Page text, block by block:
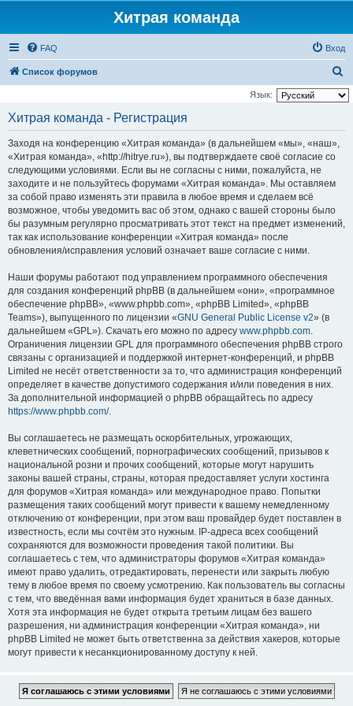
Хитрая команда
FAQ Вход
Список форумов
о
Язык:
Хитрая команда - Регистрация
Заходя на конференцию «Хитрая команда» (в дальнейшем «мы», «наш»,
«Хитрая команда», «http://hitrye.ru»), вы подтверждаете своё согласие со
следующими условиями. Если вы не согласны с ними, пожалуйста, не
заходите и не пользуйтесь форумами «Хитрая команда». Мы оставляем
за собой право изменять эти правила в любое время и сделаем всё
возможное, чтобы уведомить вас об этом, однако с вашей стороны было
бы разумным регулярно просматривать этот текст на предмет изменений,
так как использование конференции «Хитрая команда» после
обновления/исправления условий означает ваше согласие с ними.
Наши форумы работают под управлением программного обеспечения
для создания конференций phpBB (в дальнейшем «они», «программное
обеспечение phpBB», «www.phpbb.com», «phpBB Limited», «phpBB
Teams»), выпущенного по лицензии «GNU General Public License v2» (в
дальнейшем «GPL»). Скачать его можно по адресу www.phpbb.com.
Ограничения лицензии GPL для программного обеспечения phpBB строго
связаны с организацией и поддержкой интернет-конференций, и phpBB
Limited не несёт ответственности за то, что администрация конференций
определяет в качестве допустимого содержания и/или поведения в них.
За дополнительной информацией о phpBB обращайтесь по адресу
https://www.phpbb.com/.
Вы соглашаетесь не размещать оскорбительных, угрожающих,
клеветнических сообщений, порнографических сообщений, призывов к
национальной розни и прочих сообщений, которые могут нарушить
законы вашей страны, страны, которая предоставляет услуги хостинга
для форумов «Хитрая команда» или международное право. Попытки
размещения таких сообщений могут привести к вашему немедленному
отключению от конференции, при этом ваш провайдер будет поставлен в
известность, если мы сочтём это нужным. IP-адреса всех сообщений
сохраняются для возможности проведения такой политики. Вы
соглашаетесь с тем, что администраторы форумов «Хитрая команда»
имеют право удалить, отредактировать, перенести или закрыть любую
тему в любое время по своему усмотрению. Как пользователь вы согласны
с тем, что введённая вами информация будет храниться в базе данных.
Хотя эта информация не будет открыта третьим лицам без вашего
разрешения, ни администрация конференции «Хитрая команда», ни
phpBB Limited не может быть ответственна за действия хакеров, которые
могут привести к несанкционированному доступу к ней.